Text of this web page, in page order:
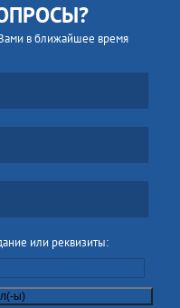
в ближайшее время
или реквизиты: